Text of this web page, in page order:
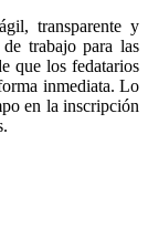
transparente y
trabajo para las
que los fedatarios
inmediata. Lo
en la inscripción